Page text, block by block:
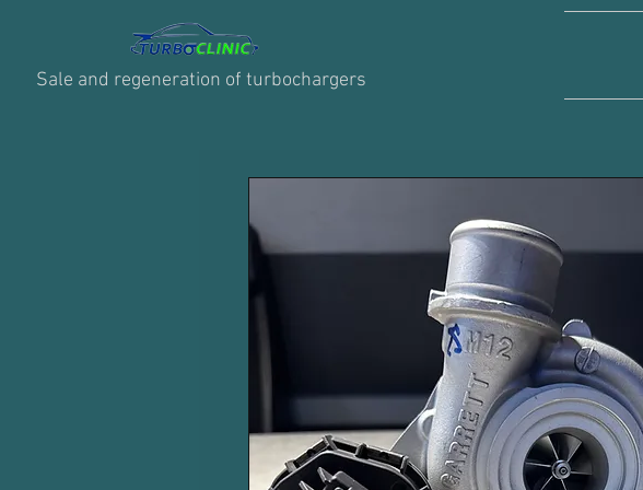
Sale and regeneration of turbochargers